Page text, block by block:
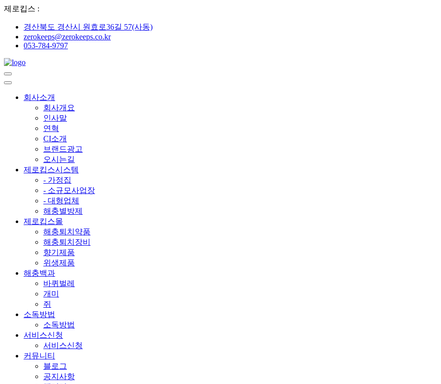
제로킵스 :
경산북도 경산시 원효로36길 57(사동)
zerokeeps@zerokeeps.co.kr
053-784-9797
회사소개
회사개요
인사말
연혁
CI소개
브랜드광고
오시는길
제로킵스시스템
- 가정집
- 소규모사업장
- 대형업체
해충별방제
제로킵스몰
해충퇴치약품
해충퇴치장비
향기제품
위생제품
해충백과
바퀴벌레
개미
쥐
소독방법
소독방법
서비스신청
서비스신청
커뮤니티
블로그
공지사항